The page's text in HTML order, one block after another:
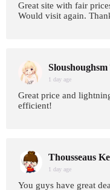
Great site with fair
Would visit again.
1 day age
Great price and
efficient!
Thousseaus
1 day age
You guys have great